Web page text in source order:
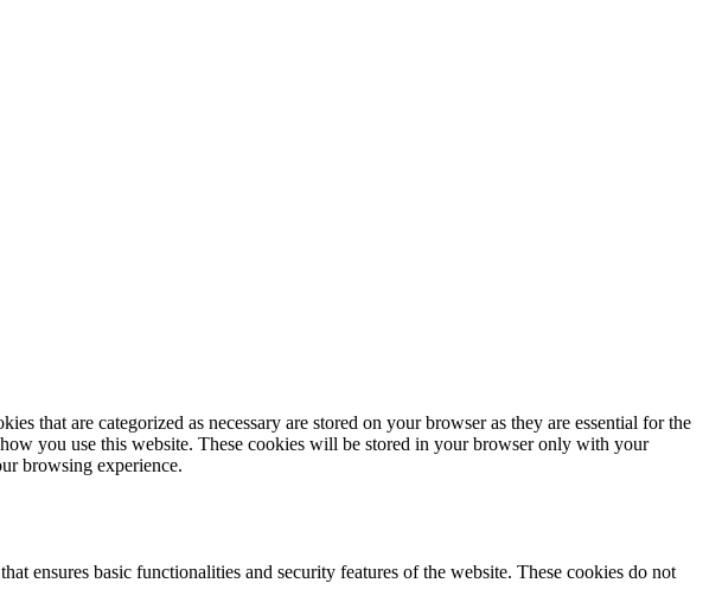
that are categorized as necessary are stored on your browser as they are essential for the
you use this website. These cookies will be stored in your browser only with your
browsing experience.
ensures basic functionalities and security features of the website. These cookies do not